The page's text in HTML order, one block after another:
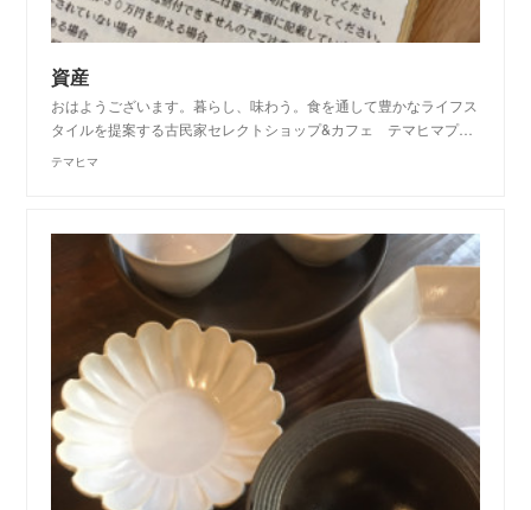
資産
おはようございます。暮らし、味わう。食を通して豊かなライフス
タイルを提案する古民家セレクトショップ&カフェ テマヒマプ…
テマヒマ